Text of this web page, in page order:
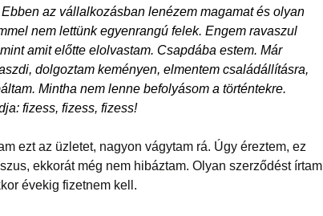
az vállalkozásban lenézem magamat és olyan
nem lettünk egyenrangú felek. Engem ravaszul
amit előtte elolvastam. Csapdába estem. Már
dolgoztam keményen, elmentem családállításra,
Mintha nem lenne befolyásom a történtekre.
fizess, fizess, fizess!
ezt az üzletet, nagyon vágytam rá. Úgy éreztem, ez
ekkorát még nem hibáztam. Olyan szerződést írtam
évekig fizetnem kell.